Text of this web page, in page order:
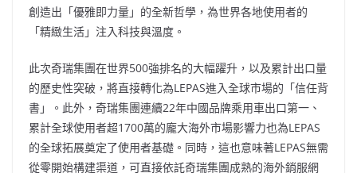
創造出「優雅即力量」的全新哲學，為世界各地使用者的
「精緻生活」注入科技與溫度。
此次奇瑞集團在世界500強排名的大幅躍升，以及累計出口量
的歷史性突破，將直接轉化為LEPAS進入全球市場的「信任背
書」。此外，奇瑞集團連續22年中國品牌乘用車出口第一、
累計全球使用者超1700萬的龐大海外市場影響力也為LEPAS
的全球拓展奠定了使用者基礎。同時，這也意味著LEPAS無需
從零開始構建渠道，可直接依託奇瑞集團成熟的海外銷服網